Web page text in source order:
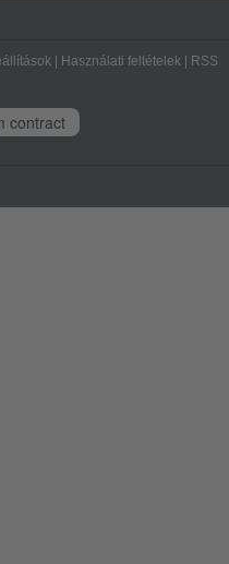
Használati feltételek
RSS
contract